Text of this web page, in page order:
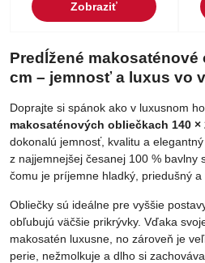
Zobraziť
Predĺžené makosaténové
cm – jemnosť a luxus vo
Doprajte si spánok ako v luxusnom
makosaténových obliečkach 140 ×
dokonalú jemnosť, kvalitu a
z najjemnejšej česanej 100 % bavlny
čomu je príjemne hladký, priedušný a
Obliečky sú ideálne pre vyššie
obľubujú väčšie prikrývky. Vďaka
makosatén luxusne, no zároveň je
perie, nežmolkuje a dlho si